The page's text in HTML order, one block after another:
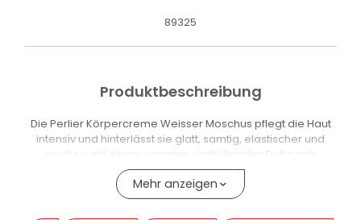
89325
Produktbeschreibung
Die Perlier Körpercreme Weisser Moschus pflegt die Haut
intensiv und hinterlässt sie glatt, samtig, elastischer und
seidig – mit einem warmen, umhüllenden Duft nach
Weissem Moschus aus dem Orient.
Die reichhaltige, schmelzende Textur zieht leicht ein, ohne
Mehr anzeigen